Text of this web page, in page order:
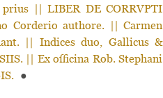
|| LIBER DE CORRVPTI
Corderio authore. || Carmen
|| Indices duo, Gallicus &
|| Ex officina Rob. Stephani
●